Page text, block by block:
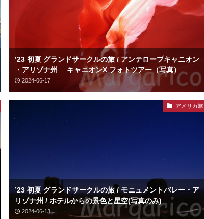
’23 初夏 グランドサークルの旅 / アンテロープキャニオン
・アリゾナ州 キャニオンX フォトツアー（写真）
2024-06-17
アメリカ旅
’23 初夏 グランドサークルの旅 / モニュメントバレー・ア
リゾナ州 / ホテルからの景色と星空(写真のみ)
2024-06-13